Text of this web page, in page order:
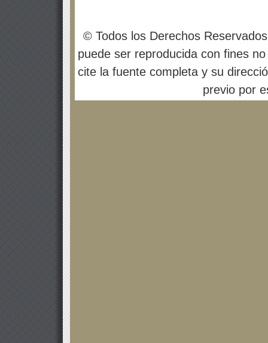
© Todos los Derechos
puede ser reproducida con fines
cite la fuente completa y su
previo por